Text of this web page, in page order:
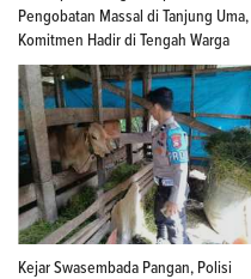
Pengobatan Massal di Tanjung Uma,
Komitmen Hadir di Tengah Warga
Kejar Swasembada Pangan, Polisi